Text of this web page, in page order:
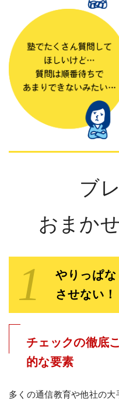
ブ
おまか
やりっぱ
させない！
チェックの徹底
的な要素
多くの通信教育や他社の